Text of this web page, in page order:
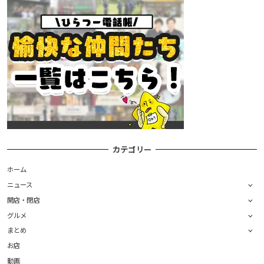
カテゴリー
ホーム
ニュース
開店・閉店
グルメ
まとめ
お店
動画